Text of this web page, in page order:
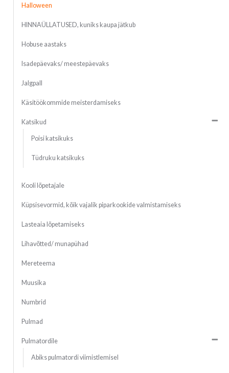
Halloween
HINNAÜLLATUSED, kuniks kaupa jätkub
Hobuse aastaks
Isadepäevaks/ meestepäevaks
Jalgpall
Käsitöökommide meisterdamiseks
Katsikud
Poisi katsikuks
Tüdruku katsikuks
Kooli lõpetajale
Küpsisevormid, kõik vajalik piparkookide valmistamiseks
Lasteaia lõpetamiseks
Lihavõtted/ munapühad
Mereteema
Muusika
Numbrid
Pulmad
Pulmatordile
Abiks pulmatordi viimistlemisel